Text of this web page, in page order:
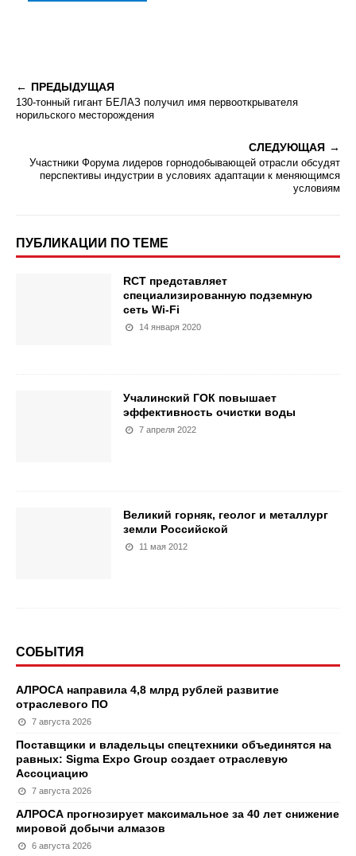
ПРЕДЫДУЩАЯ
130-тонный гигант БЕЛАЗ получил имя первооткрывателя
норильского месторождения
СЛЕДУЮЩАЯ
Участники Форума лидеров горнодобывающей отрасли обсудят
перспективы индустрии в условиях адаптации к меняющимся
условиям
ПУБЛИКАЦИИ ПО ТЕМЕ
RCT представляет
специализированную подземную
сеть Wi-Fi
14 января 2020
Учалинский ГОК повышает
эффективность очистки воды
7 апреля 2022
Великий горняк, геолог и металлург
земли Российской
11 мая 2012
СОБЫТИЯ
АЛРОСА направила 4,8 млрд рублей развитие
отраслевого ПО
7 августа 2026
Поставщики и владельцы спецтехники объединятся на
равных: Sigma Expo Group создает отраслевую
Ассоциацию
7 августа 2026
АЛРОСА прогнозирует максимальное за 40 лет снижение
мировой добычи алмазов
6 августа 2026